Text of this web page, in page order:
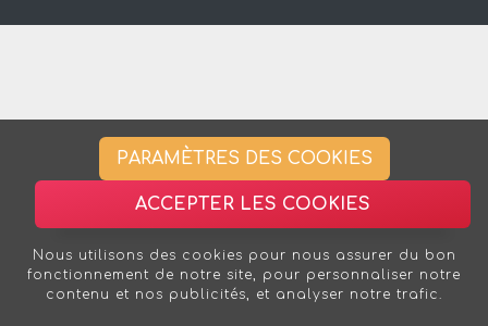
PARAMÈTRES DES COOKIES
ACCEPTER LES COOKIES
Nous utilisons des cookies pour nous assurer du bon
fonctionnement de notre site, pour personnaliser notre
contenu et nos publicités, et analyser notre trafic.